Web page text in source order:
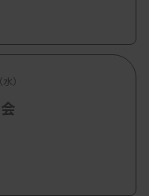
理解することがで
と思います。日本
ものの、その多く
税金等を原資とし
）